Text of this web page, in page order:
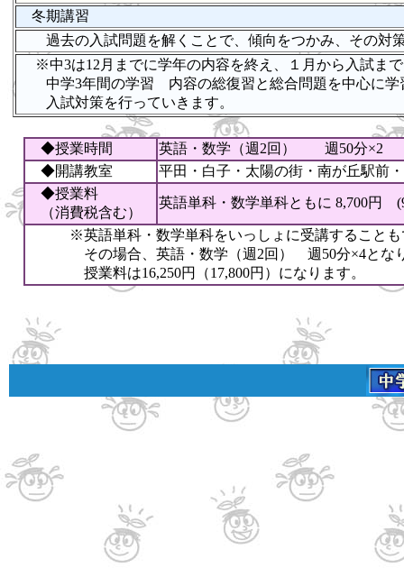
冬期講習
過去の入試問題を解くことで、傾向をつかみ、その対
※中3は12月までに学年の内容を終え、１月から入試ま
中学3年間の学習 内容の総復習と総合問題を中心に学
入試対策を行っていきます。
◆授業時間
英語・数学（週2回） 週50分×2
◆開講教室
平田・白子・太陽の街・南が丘駅前
◆授業料
（消費税含む）
英語単科・数学単科ともに 8,700円
※英語単科・数学単科をいっしょに受講することも
その場合、英語・数学（週2回） 週50分×4とな
授業料は16,250円（17,800円）になります。